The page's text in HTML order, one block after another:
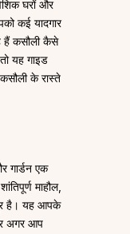
घरों और
कई यादगार
हैं कसौली कैसे
यह गाइड
के रास्ते
गार्डन एक
माहौल,
है। यह आपके
अगर आप